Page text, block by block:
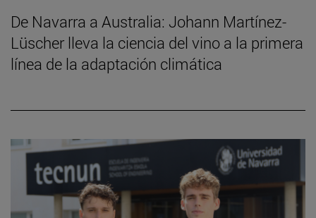
De Navarra a Australia: Johann Martínez-
Lüscher lleva la ciencia del vino a la primera
línea de la adaptación climática